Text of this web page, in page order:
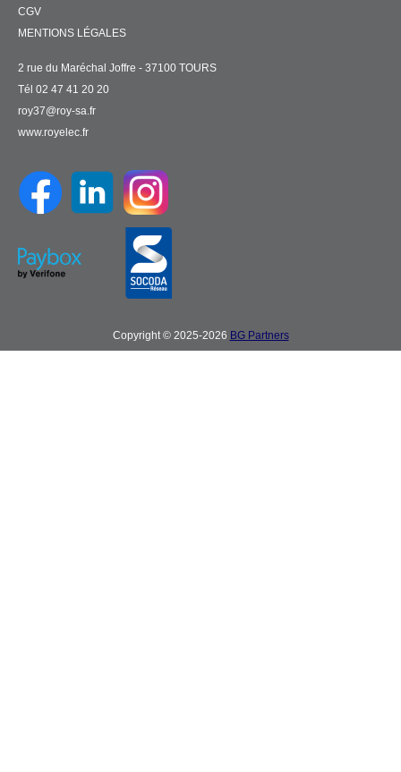
CGV
MENTIONS LÉGALES
2 rue du Maréchal Joffre - 37100 TOURS
Tél 02 47 41 20 20
roy37@roy-sa.fr
www.royelec.fr
Copyright © 2025-2026 BG Partners